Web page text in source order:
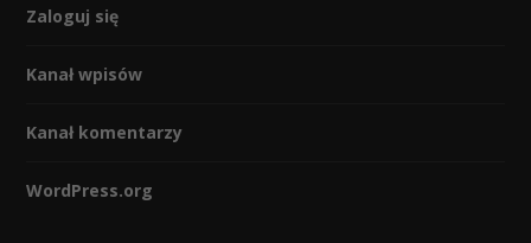
Zaloguj się
Kanał wpisów
Kanał komentarzy
WordPress.org